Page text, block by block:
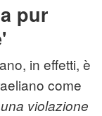
pur
in effetti, è
come
violazione